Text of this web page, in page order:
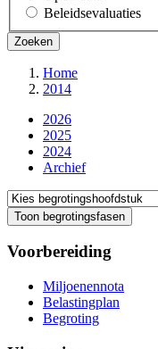
Beleidsevaluaties
Kruimelpad
Home
2014
2026
2025
2024
Archief
Direct
naar
Toon begrotingsfasen
Voorbereiding
Miljoenennota
Belastingplan
Begroting